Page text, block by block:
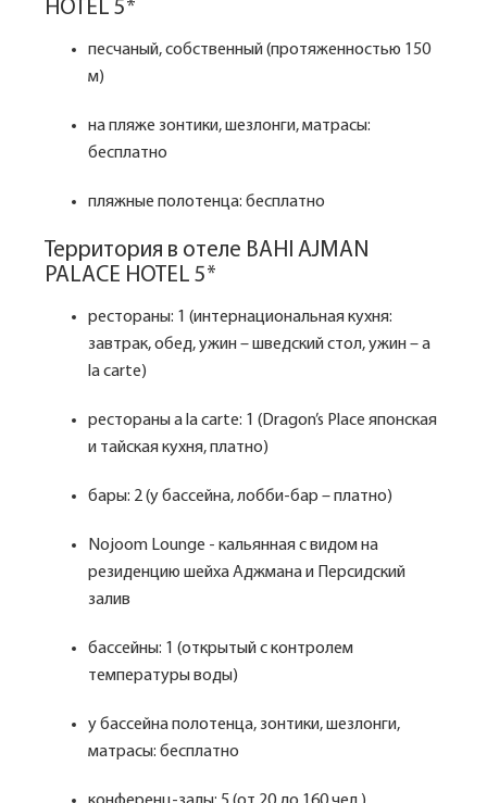
HOTEL 5*
песчаный, собственный (протяженностью 150
м)
на пляже зонтики, шезлонги, матрасы:
бесплатно
пляжные полотенца: бесплатно
Территория в отеле BAHI AJMAN
PALACE HOTEL 5*
рестораны: 1 (интернациональная кухня:
завтрак, обед, ужин – шведский стол, ужин – a
la carte)
рестораны a la carte: 1 (Dragon’s Place японская
и тайская кухня, платно)
бары: 2 (у бассейна, лобби-бар – платно)
Nojoom Lounge - кальянная с видом на
резиденцию шейха Аджмана и Персидский
залив
бассейны: 1 (открытый с контролем
температуры воды)
у бассейна полотенца, зонтики, шезлонги,
матрасы: бесплатно